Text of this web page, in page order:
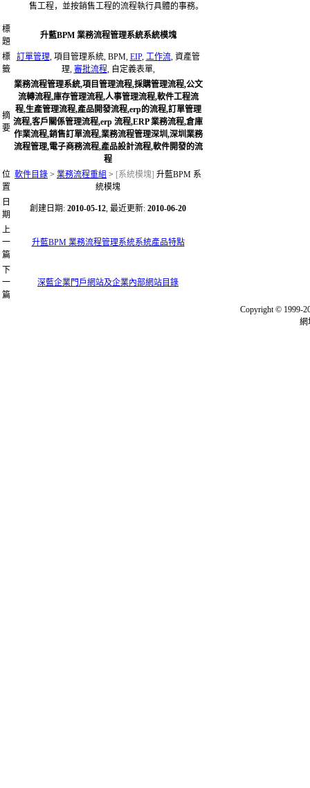
售工程，並按銷售工程的流程執行具體的事務。
標
題
升藍BPM 業務流程管理系統系統模塊
標
籤
訂單管理, 項目管理系統, BPM, EIP, 工作流, 資產管
理, 審批流程, 自定義表單,
摘
要
業務流程管理系統,項目管理流程,採購管理流程,公文
流轉流程,庫存管理流程,人事管理流程,軟件工程流
程,生產管理流程,產品開發流程,erp的流程,訂單管理
流程,客戶關係管理流程,erp 流程,ERP 業務流程,倉庫
作業流程,銷售訂單流程,業務流程管理深圳,深圳業務
流程管理,電子商務流程,產品設計流程,軟件開發的流
程
位
置
軟件目錄 > 業務流程重組 > [系統模塊] 升藍BPM 系
統模塊
日
期
創建日期: 2010-05-12, 最近更新: 2010-06-20
上
一
篇
升藍BPM 業務流程管理系統系統產品特點
下
一
篇
深藍企業門戶網站及企業內部網站目錄
Copyright ©